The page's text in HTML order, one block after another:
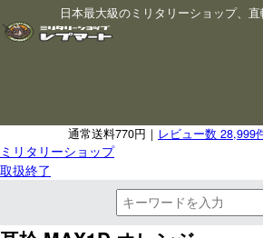
日本最大級のミリタリーショップ、
通常送料770円｜ レビュー数 28,999
ミリタリーショップ
取扱終了